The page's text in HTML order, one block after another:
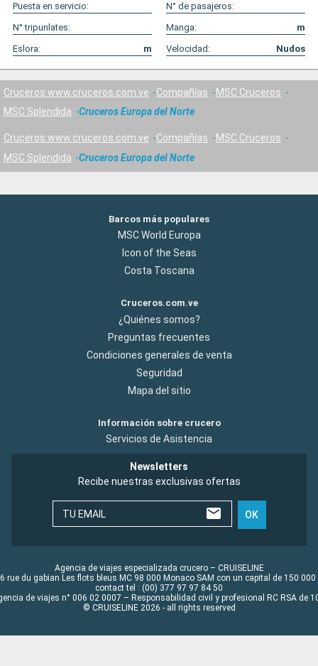
Puesta en servicio:
N° de pasajeros:
N° tripunlates:
Manga:
m
Eslora:
m Velocidad: Nudos
Cruceros www.cruceros.com.ve Compañías
MSC Cruceros
MSC Splendida
Cruceros Europa del Norte
Cruceros www.cruceros.com.ve Compañías
MSC Cruceros
MSC Splendida
Cruceros Europa del Norte
Barcos más populares
MSC World Europa
Icon of the Seas
Costa Toscana
Cruceros.com.ve
¿Quiénes somos?
Preguntas frecuentes
Condiciones generales de venta
Seguridad
Mapa del sitio
Información sobre crucero
Servicios de Asistencia
Newsletters
Recibe nuestras exclusivas ofertas
TU EMAIL OK
Agencia de viajes especializada crucero – CRUISELINE
rue du gabian Les flots bleus MC 98 000 Monaco SAM con un capital de 150 000
contact tel : (00) 377 97 97 84 50
de viajes n° 006 02 0007 – Responsabilidad civil y profesional RC RSA de
© CRUISELINE 2026 - all rights reserved